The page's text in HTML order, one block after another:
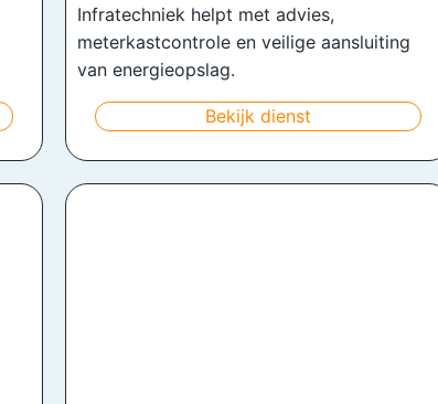
Infratechniek helpt met advies,
meterkastcontrole en veilige aansluiting
van energieopslag.
Bekijk dienst